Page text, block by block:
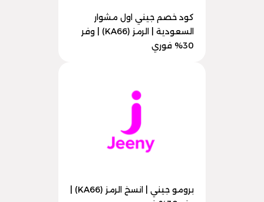
كود خصم جيني اول مشوار
السعودية | الرمز (KA66) | وفر
30% فوري
برومو جيني | انسخ الرمز (KA66) |